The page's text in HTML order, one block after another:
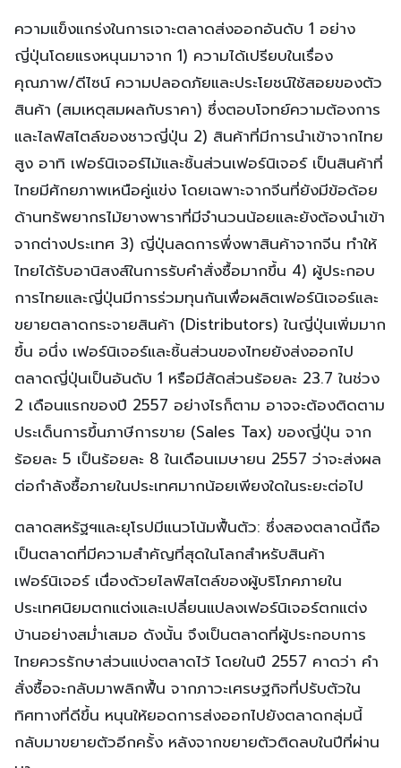
ความแข็งแกร่งในการเจาะตลาดส่งออกอันดับ 1 อย่าง
ญี่ปุ่นโดยแรงหนุนมาจาก 1) ความได้เปรียบในเรื่อง
คุณภาพ/ดีไซน์ ความปลอดภัยและประโยชน์ใช้สอยของตัว
สินค้า (สมเหตุสมผลกับราคา) ซึ่งตอบโจทย์ความต้องการ
และไลฟ์สไตล์ของชาวญี่ปุ่น 2) สินค้าที่มีการนำเข้าจากไทย
สูง อาทิ เฟอร์นิเจอร์ไม้และชิ้นส่วนเฟอร์นิเจอร์ เป็นสินค้าที่
ไทยมีศักยภาพเหนือคู่แข่ง โดยเฉพาะจากจีนที่ยังมีข้อด้อย
ด้านทรัพยากรไม้ยางพาราที่มีจำนวนน้อยและยังต้องนำเข้า
จากต่างประเทศ 3) ญี่ปุ่นลดการพึ่งพาสินค้าจากจีน ทำให้
ไทยได้รับอานิสงส์ในการรับคำสั่งซื้อมากขึ้น 4) ผู้ประกอบ
การไทยและญี่ปุ่นมีการร่วมทุนกันเพื่อผลิตเฟอร์นิเจอร์และ
ขยายตลาดกระจายสินค้า (Distributors) ในญี่ปุ่นเพิ่มมาก
ขึ้น อนึ่ง เฟอร์นิเจอร์และชิ้นส่วนของไทยยังส่งออกไป
ตลาดญี่ปุ่นเป็นอันดับ 1 หรือมีสัดส่วนร้อยละ 23.7 ในช่วง
2 เดือนแรกของปี 2557 อย่างไรก็ตาม อาจจะต้องติดตาม
ประเด็นการขึ้นภาษีการขาย (Sales Tax) ของญี่ปุ่น จาก
ร้อยละ 5 เป็นร้อยละ 8 ในเดือนเมษายน 2557 ว่าจะส่งผล
ต่อกำลังซื้อภายในประเทศมากน้อยเพียงใดในระยะต่อไป
ตลาดสหรัฐฯและยุโรปมีแนวโน้มฟื้นตัว: ซึ่งสองตลาดนี้ถือ
เป็นตลาดที่มีความสำคัญที่สุดในโลกสำหรับสินค้า
เฟอร์นิเจอร์ เนื่องด้วยไลฟ์สไตล์ของผู้บริโภคภายใน
ประเทศนิยมตกแต่งและเปลี่ยนแปลงเฟอร์นิเจอร์ตกแต่ง
บ้านอย่างสม่ำเสมอ ดังนั้น จึงเป็นตลาดที่ผู้ประกอบการ
ไทยควรรักษาส่วนแบ่งตลาดไว้ โดยในปี 2557 คาดว่า คำ
สั่งซื้อจะกลับมาพลิกฟื้น จากภาวะเศรษฐกิจที่ปรับตัวใน
ทิศทางที่ดีขึ้น หนุนให้ยอดการส่งออกไปยังตลาดกลุ่มนี้
กลับมาขยายตัวอีกครั้ง หลังจากขยายตัวติดลบในปีที่ผ่าน